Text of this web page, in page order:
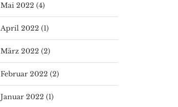
Mai 2022 (4)
April 2022 (1)
März 2022 (2)
Februar 2022 (2)
Januar 2022 (1)